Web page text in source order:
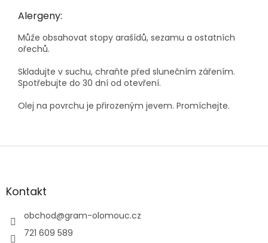
Alergeny:
Může obsahovat stopy arašídů, sezamu a ostatních
ořechů.
Skladujte v suchu, chraňte před slunečním zářením.
Spotřebujte do 30 dní od otevření.
Olej na povrchu je přirozeným jevem. Promíchejte.
Z
aKontakt
obchod@gram-olomouc.cz
721 609 589